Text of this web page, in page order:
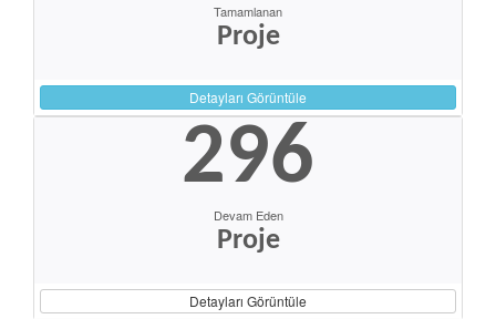
Tamamlanan
Proje
Detayları Görüntüle
296
Devam Eden
Proje
Detayları Görüntüle